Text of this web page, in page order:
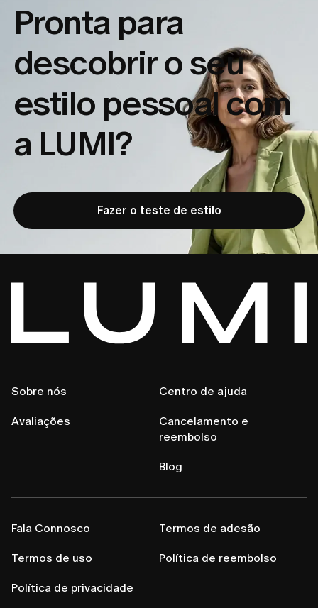
Pronta para
descobrir o seu
estilo pessoal com
a LUMI?
Fazer o teste de estilo
Sobre nós
Avaliações
Centro de ajuda
Cancelamento e
reembolso
Blog
Fala Connosco
Termos de uso
Política de privacidade
Termos de adesão
Política de reembolso